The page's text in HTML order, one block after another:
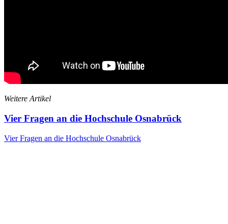
Weitere Artikel
Vier Fragen an die Hochschule Osnabrück
Vier Fragen an die Hochschule Osnabrück